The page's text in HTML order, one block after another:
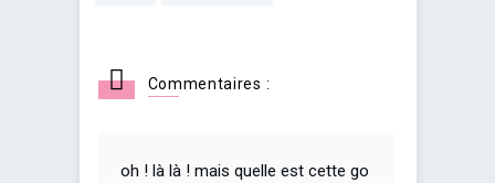
Commentaires :
oh ! là là ! mais quelle est cette go